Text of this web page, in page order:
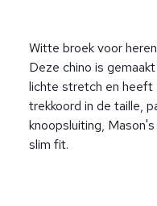
Witte broek voor
Deze chino is
lichte stretch en heeft
trekkoord in de taille,
knoopsluiting,
slim fit.